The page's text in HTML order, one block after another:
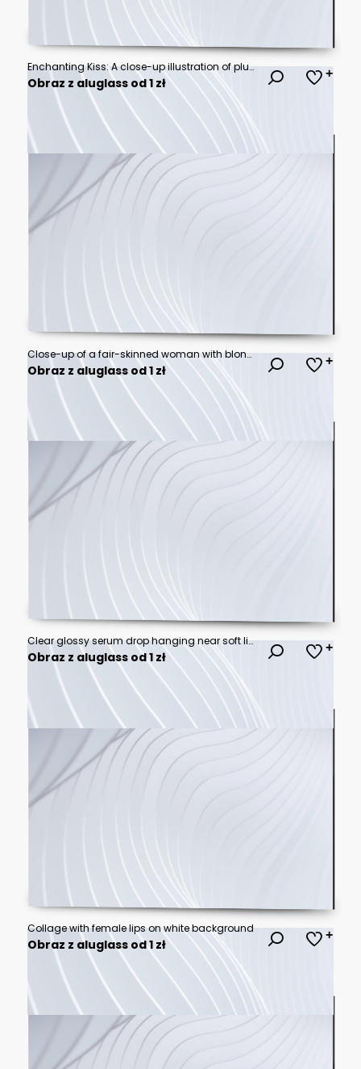
Enchanting Kiss: A close-up illustration of plump, glossy lips, radiating allure and elegance.
Obraz z aluglass od 1 zł
Close-up of a fair-skinned woman with blonde, wavy hair and light eyes
Obraz z aluglass od 1 zł
Clear glossy serum drop hanging near soft lips
Obraz z aluglass od 1 zł
Collage with female lips on white background
Obraz z aluglass od 1 zł